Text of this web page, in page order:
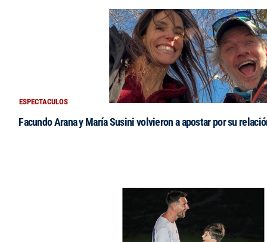
ESPECTACULOS
Facundo Arana y María Susini volvieron a apostar por su